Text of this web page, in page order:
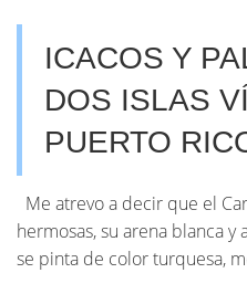
ICACOS Y
DOS ISLAS
PUERTO
Me atrevo a decir que el
hermosas, su arena blanca
se pinta de color turquesa,